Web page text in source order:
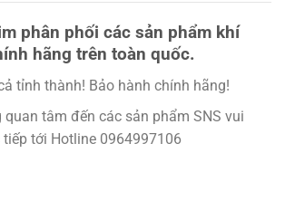
phân phối các sản phẩm khí
hãng trên toàn quốc.
tỉnh thành! Bảo hành chính hãng!
quan tâm đến các sản phẩm SNS vui
tiếp tới Hotline 0964997106